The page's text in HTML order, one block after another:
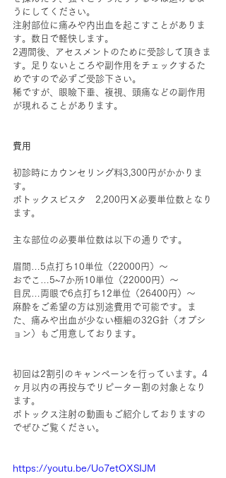
うにしてください。
注射部位に痛みや内出血を起こすことがありま
す。数日で軽快します。
2週間後、アセスメントのために受診して頂きま
す。足りないところや副作用をチェックするた
めですので必ずご受診下さい。
稀ですが、眼瞼下垂、複視、頭痛などの副作用
が現れることがあります。
費用
初診時にカウンセリング料3,300円がかかりま
す。
ボトックスビスタ　2,200円Ⅹ必要単位数となり
ます。
主な部位の必要単位数は以下の通りです。
眉間…5点打ち10単位（22000円）～
おでこ…5~7か所10単位（22000円）～
目尻…両眼で6点打ち12単位（26400円）～
麻酔をご希望の方は別途費用で可能です。ま
た、痛みや出血が少ない極細の32G針（オプシ
ョン）もご用意しております。
初回は2割引のキャンペーンを行っています。4
ヶ月以内の再投与でリピーター割の対象となり
ます。
ボトックス注射の動画もご紹介しておりますの
でぜひご覧ください。
https://youtu.be/Uo7etOXSIJM